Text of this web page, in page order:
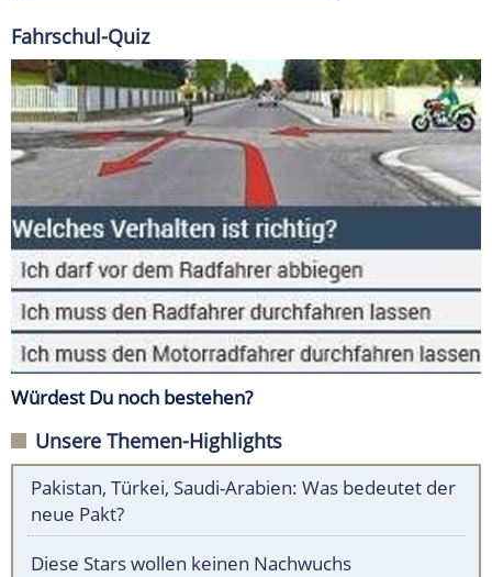
Fahrschul-Quiz
Würdest Du noch bestehen?
Unsere Themen-Highlights
Pakistan, Türkei, Saudi-Arabien: Was bedeutet der
neue Pakt?
Diese Stars wollen keinen Nachwuchs